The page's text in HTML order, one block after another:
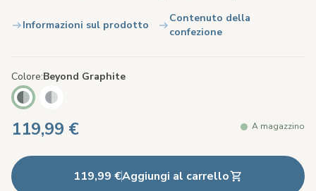
Informazioni sul prodotto
Contenuto della
confezione
Colore Beyond Graphite
119,99 € A magazzino
119,99 €Aggiungi al carrello